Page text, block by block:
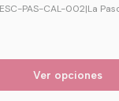
ESC-PAS-CAL-002|La
Ver opciones